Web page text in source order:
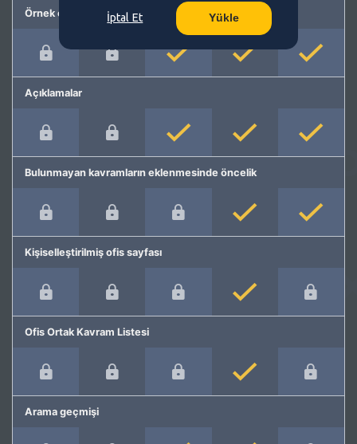
Örnek cümleler
Açıklamalar
Bulunmayan kavramların eklenmesinde öncelik
Kişiselleştirilmiş ofis sayfası
Ofis Ortak Kavram Listesi
Arama geçmişi
İptal Et Yükle